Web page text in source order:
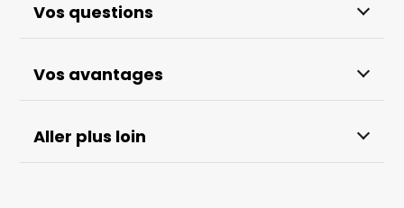
Vos questions
Vos avantages
Aller plus loin